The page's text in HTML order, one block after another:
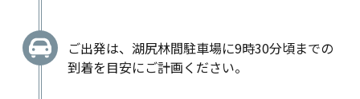
ご出発は、湖尻林間駐車場に9時30分頃までの
到着を目安にご計画ください。